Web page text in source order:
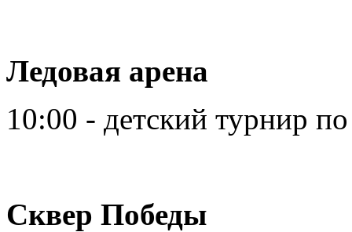
Ледовая арена
10:00 - детский турнир
Сквер Победы